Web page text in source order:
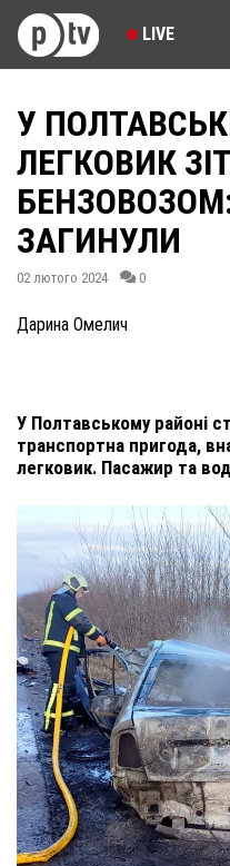
LIVE
У
ЛЕГКОВИК
ЗАГИНУЛИ
02 лютого 2024 0
Дарина Омелич
У Полтавському районі
транспортна пригода,
легковик. Пасажир та